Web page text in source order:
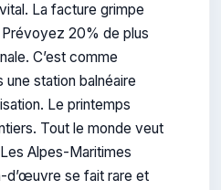
La facture grimpe
20% de plus
C’est comme
une station balnéaire
Le printemps
Tout le monde veut
Alpes-Maritimes
d’œuvre se fait rare et